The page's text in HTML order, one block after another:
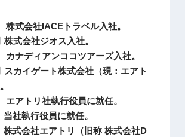
株式会社IACE トラベル入社。
株式会社ジオス入社。
ナディアンココツアーズ入社。
スカイゲート株式会社（現：エアト
アトリ社執行役員に就任。
社執行役員に就任。
株式会社エアトリ（旧称 株式会社D